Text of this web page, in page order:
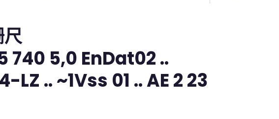
740 5,0 EnDat02 ..
LZ .. ~1Vss 01 .. AE 2 23